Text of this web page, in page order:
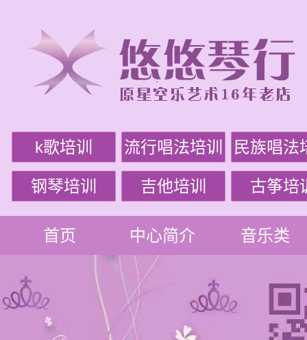
k歌培训 流行唱法培训 民族唱法
钢琴培训 吉他培训 古筝培
首页 中心简介 音乐类